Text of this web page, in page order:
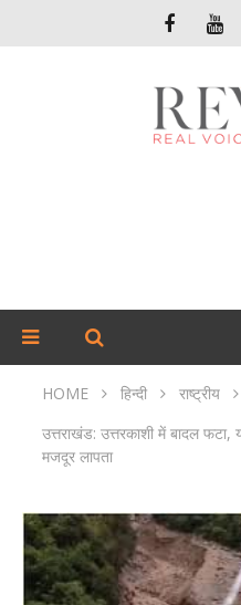
HOME हिन्दी
राष्ट्रीय
उत्तराखंड: उत्तरकाशी में बादल फटा,
मजदूर लापता